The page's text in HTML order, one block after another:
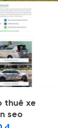
thuê xe
seo
Giá